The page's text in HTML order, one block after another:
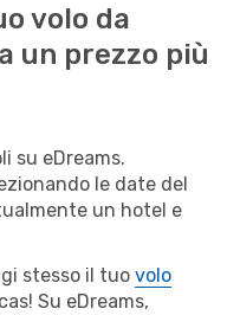
volo da
un prezzo più
su eDreams.
le date del
un hotel e
stesso il tuo volo
Su eDreams,